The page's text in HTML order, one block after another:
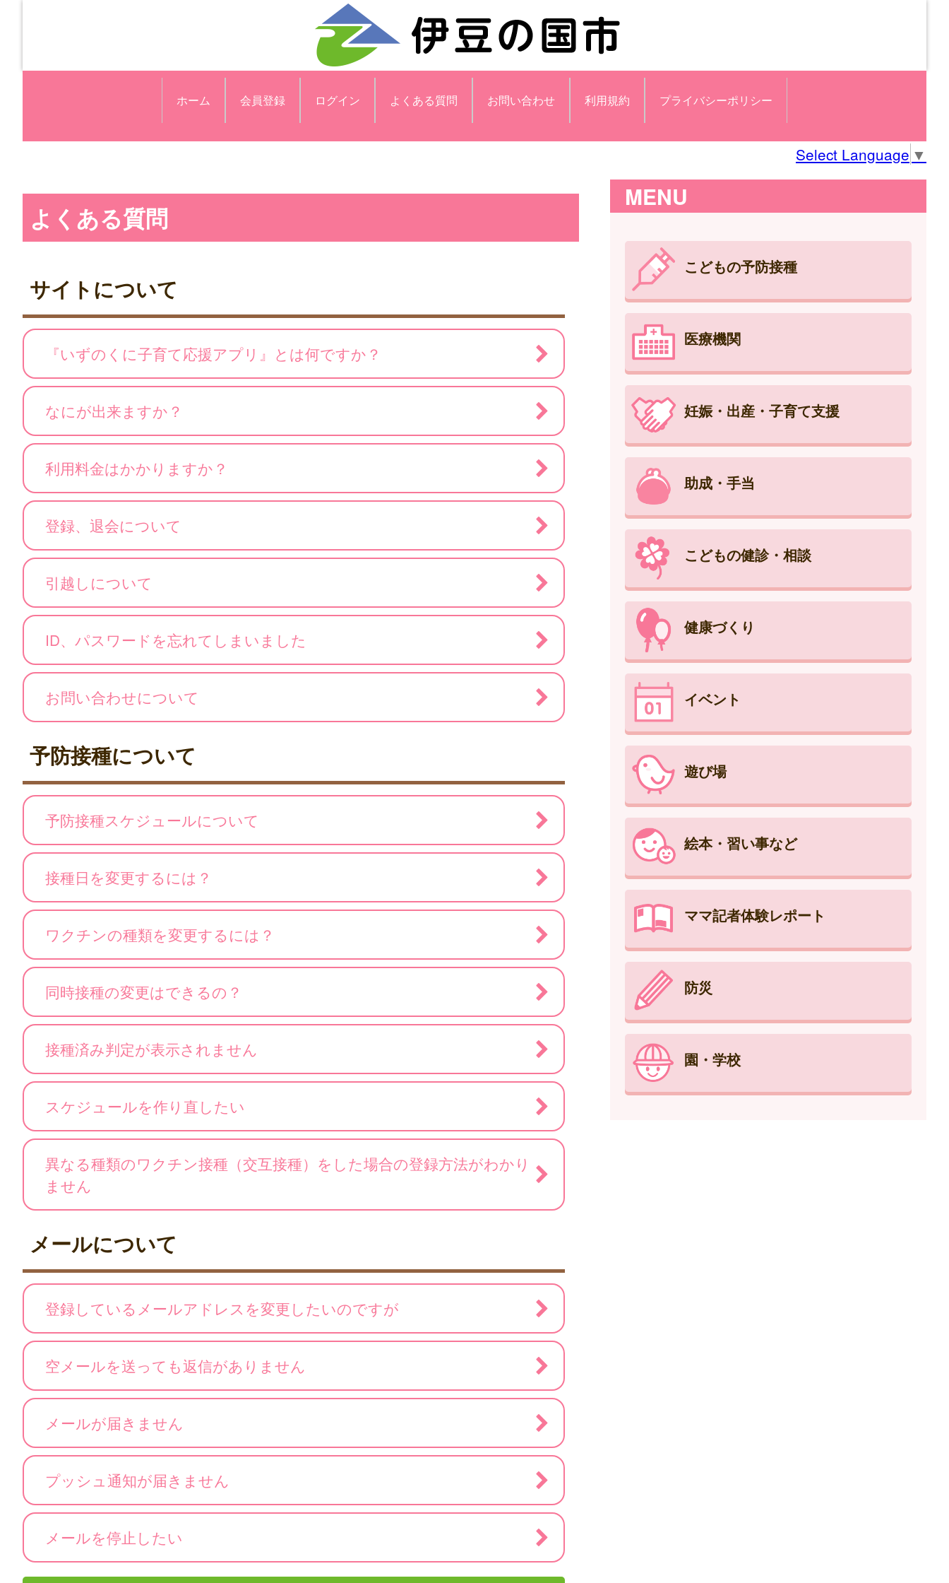
ホーム 会員登録 ログイン よくある質問 お問い合わせ 利用規約 プライバシーポリシー
Select Language ▼
よくある質問
サイトについて
『いずのくに子育て応援アプリ』とは何ですか？
なにが出来ますか？
利用料金はかかりますか？
登録、退会について
引越しについて
ID、パスワードを忘れてしまいました
お問い合わせについて
予防接種について
予防接種スケジュールについて
接種日を変更するには？
ワクチンの種類を変更するには？
同時接種の変更はできるの？
接種済み判定が表示されません
スケジュールを作り直したい
異なる種類のワクチン接種（交互接種）をした場合の登録方法がわかり
ません
メールについて
登録しているメールアドレスを変更したいのですが
空メールを送っても返信がありません
メールが届きません
プッシュ通知が届きません
メールを停止したい
MENU
こどもの予防接種
医療機関
妊娠・出産・子育て支援
助成・手当
こどもの健診・相談
健康づくり
イベント
遊び場
絵本・習い事など
ママ記者体験レポート
防災
園・学校